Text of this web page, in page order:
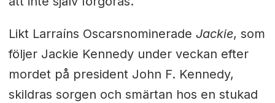
Likt Larraíns Oscarsnominerade Jackie, som
följer Jackie Kennedy under veckan efter
mordet på president John F. Kennedy,
skildras sorgen och smärtan hos en stukad